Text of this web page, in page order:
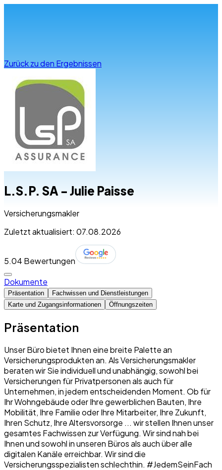
Zurück zu den Ergebnissen
L.S.P. SA - Julie Paisse
Versicherungsmakler
Zuletzt aktualisiert: 07.08.2026
5.04 Bewertungen
Dokumente
Präsentation
Fachwissen und Dienstleistungen
Karte und Zugangsinformationen
Öffnungszeiten
Präsentation
Unser Büro bietet Ihnen eine breite Palette an
Versicherungsprodukten an. Als Versicherungsmakler
beraten wir Sie individuell und unabhängig, sowohl bei
Versicherungen für Privatpersonen als auch für
Unternehmen, in jedem entscheidenden Moment. Ob für
Ihr Wohngebäude oder Ihre gewerblichen Bauten, Ihre
Mobilität, Ihre Familie oder Ihre Mitarbeiter, Ihre Zukunft,
Ihren Schutz, Ihre Altersvorsorge ... wir stellen Ihnen unser
gesamtes Fachwissen zur Verfügung. Wir sind nah bei
Ihnen und sowohl in unseren Büros als auch über alle
digitalen Kanäle erreichbar. Wir sind die
Versicherungsspezialisten schlechthin. #JedemSeinFach